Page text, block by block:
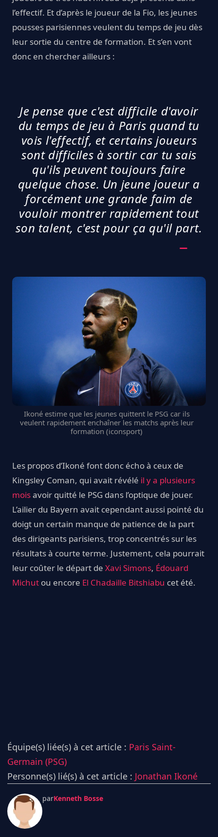
l’effectif. Et d’après le joueur de la Fio, les jeunes
pousses parisiennes veulent du temps de jeu dès
leur sortie du centre de formation. Et s’en vont
donc en chercher ailleurs :
Je pense que c'est difficile d'avoir
du temps de jeu à Paris quand tu
vois l'effectif, et certains joueurs
sont difficiles à sortir car tu sais
qu'ils peuvent toujours faire
quelque chose. Un jeune joueur a
forcément une grande faim de
vouloir montrer rapidement tout
son talent, c'est pour ça qu'il part.
Ikoné estime que les jeunes quittent le PSG car ils
veulent rapidement enchaîner les matchs après leur
formation (iconsport)
Les propos d’Ikoné font donc écho à ceux de
Kingsley Coman, qui avait révélé il y a plusieurs
moisavoir quitté le PSG dans l’optique de jouer.
L’ailier du Bayern avait cependant aussi pointé du
doigt un certain manque de patience de la part
des dirigeants parisiens, trop concentrés sur les
résultats à courte terme. Justement, cela pourrait
leur coûter le départ de Xavi Simons, Édouard
Michut ou encore El Chadaille Bitshiabu cet été.
Équipe(s) liée(s) à cet article : Paris Saint-
Germain (PSG)
Personne(s) lié(s) à cet article : Jonathan Ikoné
parKenneth Bosse